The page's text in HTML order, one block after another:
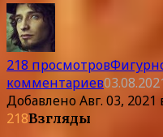
218 просмотров
комментариев
ДобавленоАвг. 03, 2021
218Взгляды